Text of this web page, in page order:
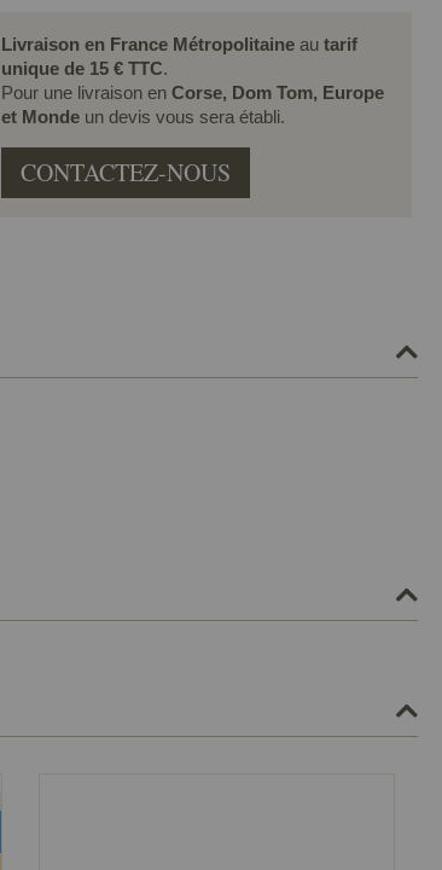
Livraison en France Métropolitaineau tarif
unique de 15 € TTC.
Pour une livraison en Corse, Dom Tom, Europe
et Monde un devis vous sera établi.
CONTACTEZ-NOUS